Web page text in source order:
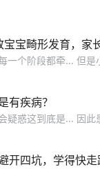
宝畸形发育，家
一个阶段都牵... 但
有疾病？
疑惑这到底是... 因
开四坑，学得快